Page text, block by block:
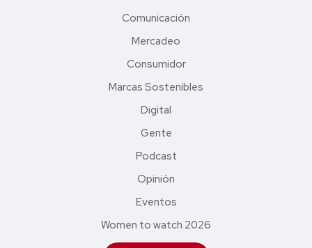
Comunicación
Mercadeo
Consumidor
Marcas Sostenibles
Digital
Gente
Podcast
Opinión
Eventos
Women to watch 2026